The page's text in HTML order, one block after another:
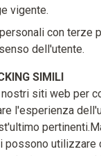
vigente.
con terze
dell'utente.
SIMILI
siti web per
l'esperienza
possono utilizzare